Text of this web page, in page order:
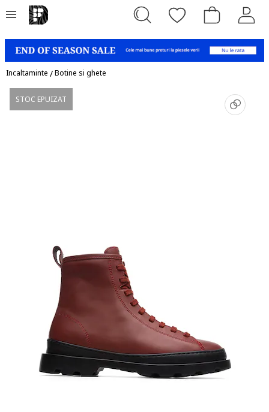
Incaltaminte /Botine si ghete
STOC EPUIZAT